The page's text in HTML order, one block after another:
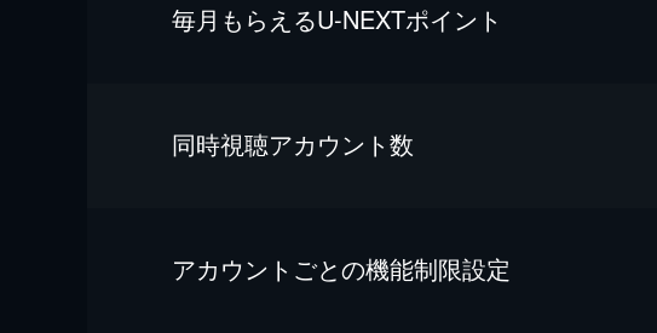
毎⽉もらえるU-NEXTポイント
同時視聴アカウント数
アカウントごとの機能制限設定